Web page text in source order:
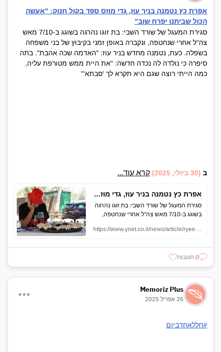
אפרת כץ נטמנה בניר עוז, גדי מוזס ספד בקול חנוק: "אעשה
הכול שביתנו יפרח שוב"
סגירת המעגל של שורד השבי: בת זוגו נהרגה בשוגג ב-7/10 מאש
צה"ל אחרי שנחטפה, ונקברה באופן זמני בקיבוץ של בני משפחה
בשפלה. כעת, נטמנה מחדש בניר עוז: "האדמה שכה אהבת". בתה
סיפרה כי נולדה לה נכדה חדשה: "את היית ממש מטורפת עליה,
כמה הייתי רוצה שגם היא תקרא לך 'סבתא'"
ב (30 ביולי, 2025) קרא עוד...
אפרת כץ נטמנה בניר עוז, גדי מוזס ספד בקול חנוק: "אעשה הכול שביתנו יפרח שוב"
סגירת המעגל של שורד השבי: בת זוגו נהרגה
בשוגג ב-7/10 מאש צה"ל אחרי שנחטפה,
בשפלה. כעת, נטמנה מחדש בניר עוז:
עליה, כמה הייתי רוצה שגם היא תקרא לך
'סבתא'"
https://www.ynet.co.il/news/article/ryeep2dpeg#autoplay
0 תגובות
Memoriz Plus
26 אפריל 2025
#חללאחדביום